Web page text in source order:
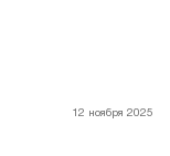
12 ноября 2025